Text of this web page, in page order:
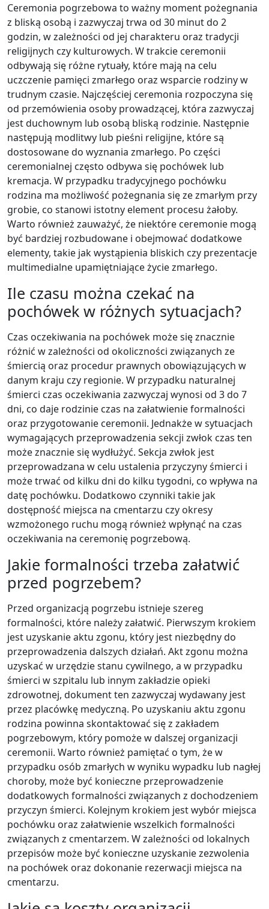
Ceremonia pogrzebowa to ważny moment pożegnania
z bliską osobą i zazwyczaj trwa od 30 minut do 2
godzin, w zależności od jej charakteru oraz tradycji
religijnych czy kulturowych. W trakcie ceremonii
odbywają się różne rytuały, które mają na celu
uczczenie pamięci zmarłego oraz wsparcie rodziny w
trudnym czasie. Najczęściej ceremonia rozpoczyna się
od przemówienia osoby prowadzącej, która zazwyczaj
jest duchownym lub osobą bliską rodzinie. Następnie
następują modlitwy lub pieśni religijne, które są
dostosowane do wyznania zmarłego. Po części
ceremonialnej często odbywa się pochówek lub
kremacja. W przypadku tradycyjnego pochówku
rodzina ma możliwość pożegnania się ze zmarłym przy
grobie, co stanowi istotny element procesu żałoby.
Warto również zauważyć, że niektóre ceremonie mogą
być bardziej rozbudowane i obejmować dodatkowe
elementy, takie jak wystąpienia bliskich czy prezentacje
multimedialne upamiętniające życie zmarłego.
Ile czasu można czekać na
pochówek w różnych sytuacjach?
Czas oczekiwania na pochówek może się znacznie
różnić w zależności od okoliczności związanych ze
śmiercią oraz procedur prawnych obowiązujących w
danym kraju czy regionie. W przypadku naturalnej
śmierci czas oczekiwania zazwyczaj wynosi od 3 do 7
dni, co daje rodzinie czas na załatwienie formalności
oraz przygotowanie ceremonii. Jednakże w sytuacjach
wymagających przeprowadzenia sekcji zwłok czas ten
może znacznie się wydłużyć. Sekcja zwłok jest
przeprowadzana w celu ustalenia przyczyny śmierci i
może trwać od kilku dni do kilku tygodni, co wpływa na
datę pochówku. Dodatkowo czynniki takie jak
dostępność miejsca na cmentarzu czy okresy
wzmożonego ruchu mogą również wpłynąć na czas
oczekiwania na ceremonię pogrzebową.
Jakie formalności trzeba załatwić
przed pogrzebem?
Przed organizacją pogrzebu istnieje szereg
formalności, które należy załatwić. Pierwszym krokiem
jest uzyskanie aktu zgonu, który jest niezbędny do
przeprowadzenia dalszych działań. Akt zgonu można
uzyskać w urzędzie stanu cywilnego, a w przypadku
śmierci w szpitalu lub innym zakładzie opieki
zdrowotnej, dokument ten zazwyczaj wydawany jest
przez placówkę medyczną. Po uzyskaniu aktu zgonu
rodzina powinna skontaktować się z zakładem
pogrzebowym, który pomoże w dalszej organizacji
ceremonii. Warto również pamiętać o tym, że w
przypadku osób zmarłych w wyniku wypadku lub nagłej
choroby, może być konieczne przeprowadzenie
dodatkowych formalności związanych z dochodzeniem
przyczyn śmierci. Kolejnym krokiem jest wybór miejsca
pochówku oraz załatwienie wszelkich formalności
związanych z cmentarzem. W zależności od lokalnych
przepisów może być konieczne uzyskanie zezwolenia
na pochówek oraz dokonanie rezerwacji miejsca na
cmentarzu.